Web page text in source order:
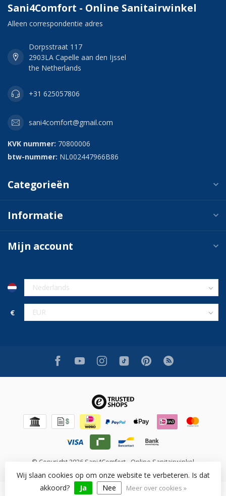
Sani4Comfort - Online Sanitairwinkel
Alleen correspondentie adres
Dorpsstraat 117
2903LA Capelle aan den Ijssel
the Netherlands
+31 625057806
sani4comfort@gmail.com
KVK nummer: 70800006
btw-nummer: NL002447966B86
Categorieën
Informatie
Mijn account
€
© Copyright 2026 Sani4Comfort - Online Sanitairwinkel
Beoordeling op [review_system] voor [shop_name]: [rating]/10
Wij slaan cookies op om onze website te verbeteren. Is dat
akkoord?
Ja Nee Meer over cookies »